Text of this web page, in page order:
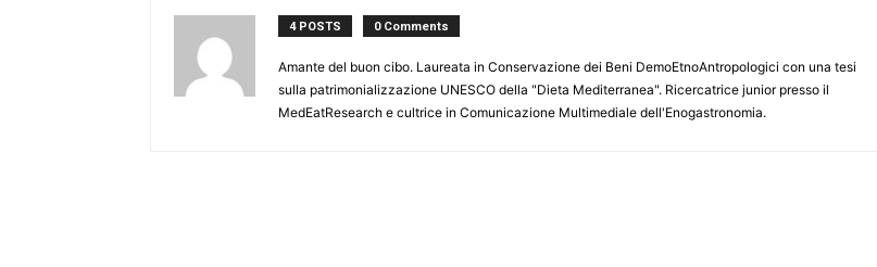
4 POSTS 0 Comments
Amante del buon cibo. Laureata in Conservazione dei Beni DemoEtnoAntropologici con una tesi
sulla patrimonializzazione UNESCO della "Dieta Mediterranea". Ricercatrice junior presso il
MedEatResearch e cultrice in Comunicazione Multimediale dell'Enogastronomia.